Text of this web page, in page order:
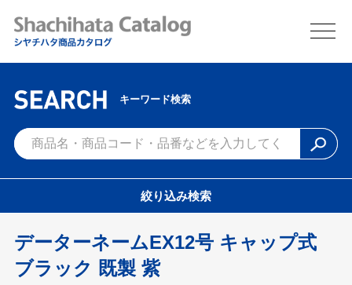
キーワード検索
絞り込み検索
データーネームEX12号 キャップ式
ブラック 既製 紫